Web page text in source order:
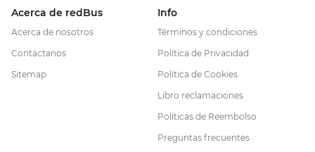
Acerca de redBus
Acerca de nosotros
Contáctanos
Sitemap
Info
Términos y condiciones
Política de Privacidad
Política de Cookies
Libro reclamaciones
Políticas de Reembolso
Preguntas frecuentes